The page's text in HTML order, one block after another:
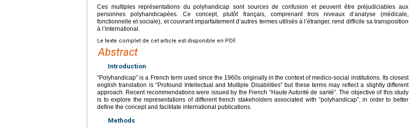
Ces multiples représentations du polyhandicap sont sources de confusion et peuvent être préjudiciables aux
personnes polyhandicapées. Ce concept, plutôt français, comprenant trois niveaux d’analyse (médicale,
fonctionnelle et sociale), et couvrant imparfaitement d’autres termes utilisés à l’étranger, rend difficile sa transposition
à l’international.
Le texte complet de cet article est disponible en PDF.
Abstract
Introduction
“Polyhandicap” is a French term used since the 1960s originally in the context of medico-social institutions. Its closest
english translation is “Profound Intellectual and Multiple Disabilities” but these terms may reflect a slightly different
approach. Recent recommendations were issued by the French “Haute Autorité de santé”. The objective of this study
is to explore the representations of different french stakeholders associated with “polyhandicap”, in order to better
define the concept and facilitate international publications.
Methods